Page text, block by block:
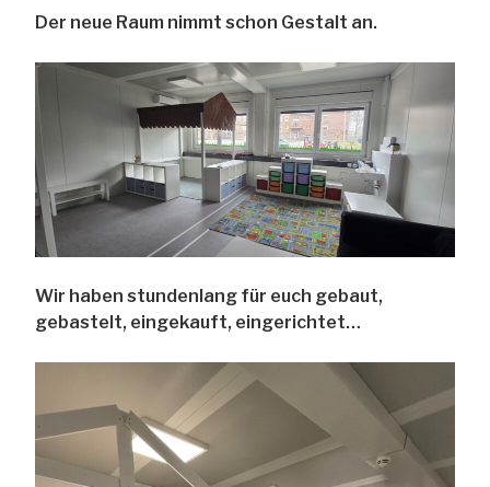
Der neue Raum nimmt schon Gestalt an.
Wir haben stundenlang für euch gebaut,
gebastelt, eingekauft, eingerichtet…